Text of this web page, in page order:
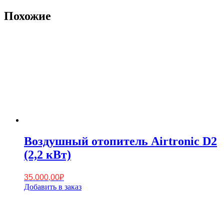
Похожие
Воздушный отопитель Airtronic D2
(2,2 кВт)
35.000,00₽
Добавить в заказ